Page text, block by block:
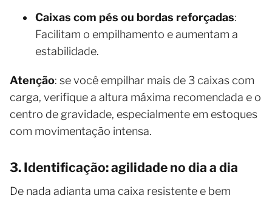
Caixas com pés ou bordas reforçadas:
Facilitam o empilhamento e aumentam a
estabilidade.
Atenção: se você empilhar mais de 3 caixas com
carga, verifique a altura máxima recomendada e o
centro de gravidade, especialmente em estoques
com movimentação intensa.
3. Identificação: agilidade no dia a dia
De nada adianta uma caixa resistente e bem